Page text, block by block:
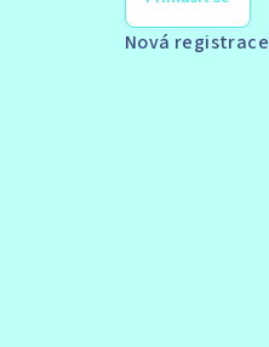
Nová registrace